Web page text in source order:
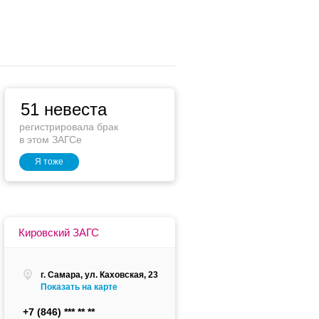
51 невеста
регистрировала брак
в этом ЗАГСе
Я тоже
Кировский ЗАГС
г. Самара, ул. Каховская, 23
Показать на карте
+7 (846)